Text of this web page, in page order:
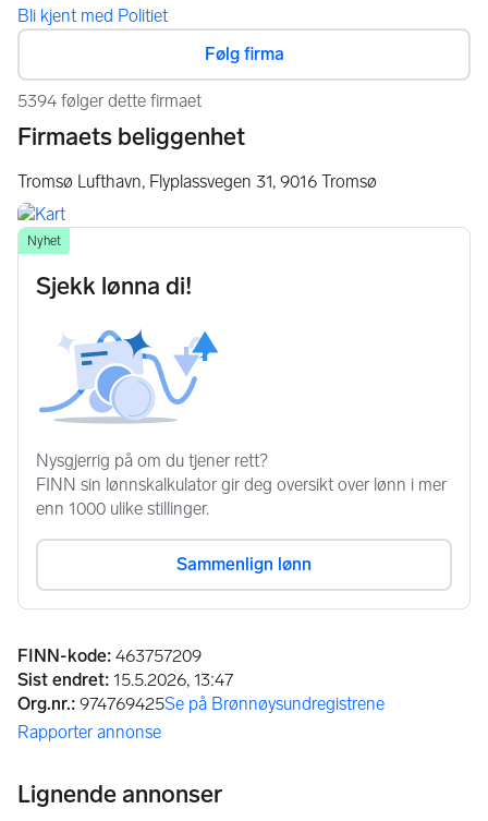
Bli kjent med Politiet
Følg firma
5394 følger dette firmaet
Firmaets beliggenhet
Tromsø Lufthavn, Flyplassvegen 31, 9016 Tromsø
Annonseinformasjon
FINN-kode: 463757209
Sist endret: 15.5.2026, 13:47
Org.nr.: 974769425Se på Brønnøysundregistrene
(åpnes i ny fane)
Rapporter annonse